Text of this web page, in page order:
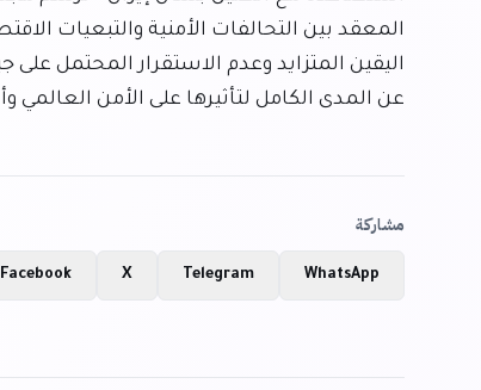
عن المدى الكامل لتأثيرها على الأمن
مشاركة
WhatsApp
Telegram
X
Facebook